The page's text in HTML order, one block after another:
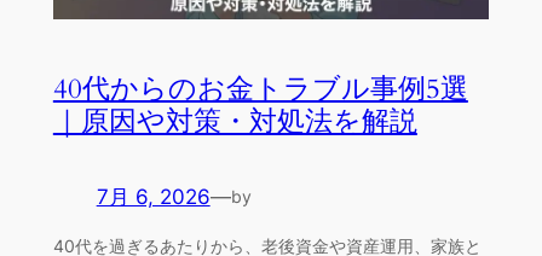
40代からのお金トラブル事例5選
｜原因や対策・対処法を解説
7月 6, 2026—by
40代を過ぎるあたりから、老後資金や資産運用、家族と